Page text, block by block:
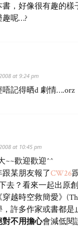
書，好像很有趣的
趣呢…?
at 9:24 pm
唔記得晒d 劇情….orz
at 10:45 pm
~~歡迎歡迎^^
某朋友報了CW26
去？看來一起出原
穿越時空救簡愛》
，許多作家或書都是
對不用擔心會減低閱